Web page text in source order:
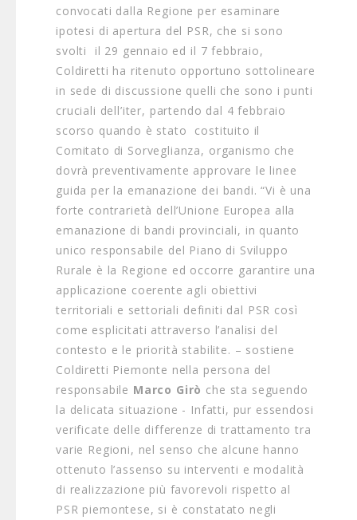
convocati dalla Regione per esaminare
ipotesi di apertura del PSR, che si sono
svolti il 29 gennaio ed il 7 febbraio,
Coldiretti ha ritenuto opportuno sottolineare
in sede di discussione quelli che sono i punti
cruciali dell’iter, partendo dal 4 febbraio
scorso quando è stato costituito il
Comitato di Sorveglianza, organismo che
dovrà preventivamente approvare le linee
guida per la emanazione dei bandi. “Vi è una
forte contrarietà dell’Unione Europea alla
emanazione di bandi provinciali, in quanto
unico responsabile del Piano di Sviluppo
Rurale è la Regione ed occorre garantire una
applicazione coerente agli obiettivi
territoriali e settoriali definiti dal PSR così
come esplicitati attraverso l’analisi del
contesto e le priorità stabilite. – sostiene
Coldiretti Piemonte nella persona del
responsabile Marco Girò che sta seguendo
la delicata situazione - Infatti, pur essendosi
verificate delle differenze di trattamento tra
varie Regioni, nel senso che alcune hanno
ottenuto l’assenso su interventi e modalità
di realizzazione più favorevoli rispetto al
PSR piemontese, si è constatato negli